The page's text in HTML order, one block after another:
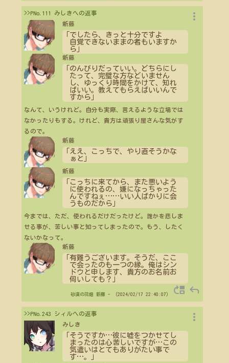
>>PNo.111 みしきへの返事
新藤
「でしたら、きっと十分ですよ
自覚できないままの者もいますか
ら」
新藤
「のんびりだっていい。どちらにし
たって、完璧な方などいません
し、ゆっくり時間をかけて、知れ
ばいい。教えてもらえばいいんで
すから」
なんて、いうけれど。自分も実際、言えるような立場では
なかったりもする。けれど、貴方は頑張り屋さんな気がす
るので。
新藤
「ええ、こっちで、やり直そうかな
ぁと」
新藤
「こっちに来てから、また悪いよう
に使われるの、嫌になっちゃった
んですねぇ ……いい人ばかりに会
うものだから」
今までは、ただ、使われるだけだったけど。誰かを悲しま
せる事が、苦しい事と知ってしまったので。もう、したく
ないかなって。
新藤
「有難うございます。そうだ、ここ
で会ったのも一つの縁。俺はシン
ドウと申します、貴方のお名前お
伺いしても？」
more_vert
砂漠の花畑 新藤 - （2024/02/17 22:40:07） move_up reply
>>PNo.243 シィルへの返事
みしき
「そうですか…彼に嘘をつかせてし
まったのは心苦しいですが… この
気遣いはとてもありがたい事で
す…。」
more_vert